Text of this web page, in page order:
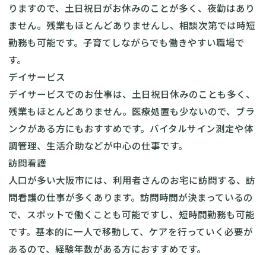
りますので、土日祝日がお休みのことが多く、夜勤はあり
ません。残業もほとんどありませんし、相談次第では時短
勤務も可能です。子育てしながらでも働きやすい職場で
す。
デイサービス
デイサービスでのお仕事は、土日祝日休みのことも多く、
残業もほとんどありません。医療処置も少ないので、ブラ
ンクがある方にもおすすめです。バイタルサイン測定や体
調管理、生活介助などが中心の仕事です。
訪問看護
人口が多い大阪市には、利用者さんのお宅に訪問する、訪
問看護の仕事が多くあります。訪問時間が決まっているの
で、スポットで働くことも可能ですし、短時間勤務も可能
です。基本的に一人で移動して、ケアを行っていく必要が
あるので、経験年数がある方におすすめです。